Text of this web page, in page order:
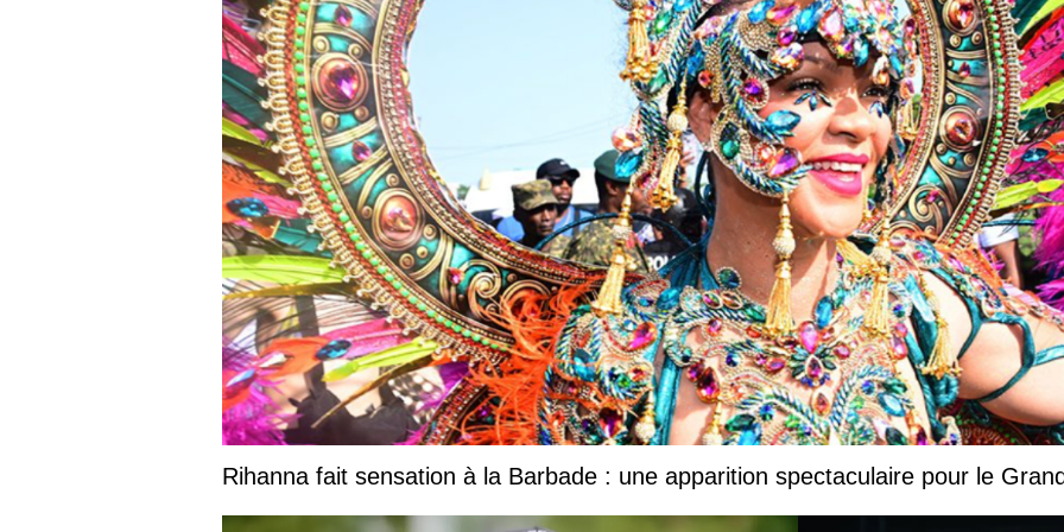
Rihanna fait sensation à la Barbade : une apparition spectaculaire pour le